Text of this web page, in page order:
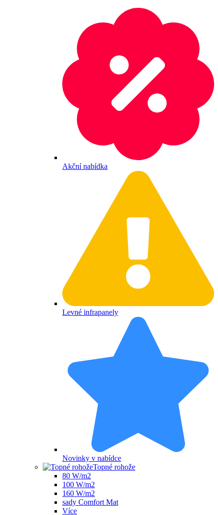
Akční nabídka
Levné infrapanely
Novinky v nabídce
Topné rohože
80 W/m2
100 W/m2
160 W/m2
sady Comfort Mat
Více